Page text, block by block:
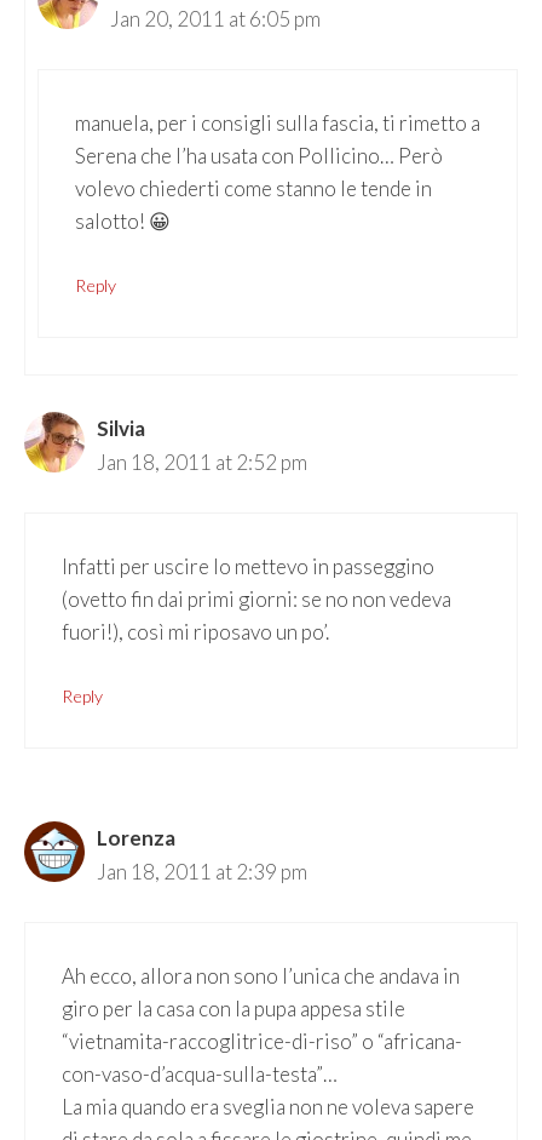
Jan 20, 2011 at 6:05 pm
manuela, per i consigli sulla fascia, ti rimetto a
Serena che l’ha usata con Pollicino… Però
volevo chiederti come stanno le tende in
salotto! 😀
Reply
Silvia
Jan 18, 2011 at 2:52 pm
Infatti per uscire lo mettevo in passeggino
(ovetto fin dai primi giorni: se no non vedeva
fuori!), così mi riposavo un po’.
Reply
Lorenza
Jan 18, 2011 at 2:39 pm
Ah ecco, allora non sono l’unica che andava in
giro per la casa con la pupa appesa stile
“vietnamita-raccoglitrice-di-riso” o “africana-
con-vaso-d’acqua-sulla-testa”…
La mia quando era sveglia non ne voleva sapere